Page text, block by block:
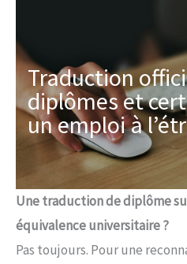
Traduction
diplômes et
un emploi à
Une traduction de diplôme
équivalence universitaire ?
Pas toujours. Pour une